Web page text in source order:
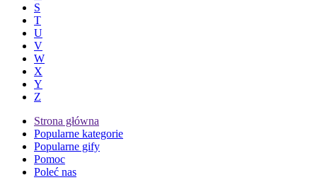
S
T
U
V
W
X
Y
Z
Strona główna
Popularne kategorie
Popularne gify
Pomoc
Poleć nas